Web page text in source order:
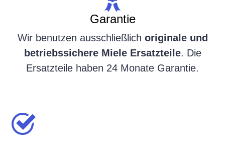
Garantie
Wir benutzen ausschließlich originale und
betriebssichere Miele Ersatzteile. Die
Ersatzteile haben 24 Monate Garantie.